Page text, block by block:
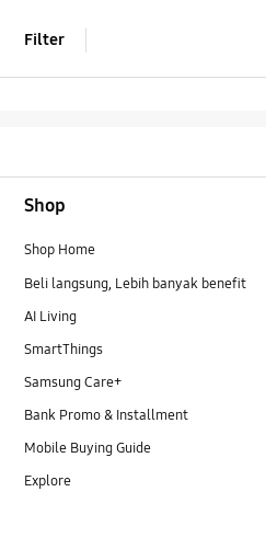
Filter
Shop
Shop Home
Beli langsung, Lebih banyak benefit
AI Living
SmartThings
Samsung Care+
Bank Promo & Installment
Mobile Buying Guide
Explore